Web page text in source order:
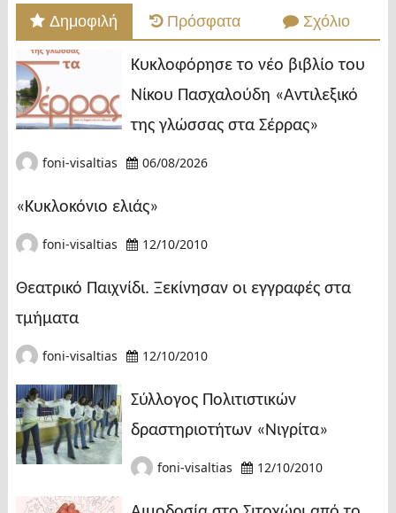
Δημοφιλή Πρόσφατα Σχόλιο
Κυκλοφόρησε το νέο βιβλίο του
Νίκου Πασχαλούδη «Αντιλεξικό
της γλώσσας στα Σέρρας»
foni-visaltias 06/08/2026
«Κυκλοκόνιο ελιάς»
foni-visaltias 12/10/2010
Θεατρικό Παιχνίδι. Ξεκίνησαν οι εγγραφές στα
τμήματα
foni-visaltias 12/10/2010
Σύλλογος Πολιτιστικών
δραστηριοτήτων «Νιγρίτα»
foni-visaltias 12/10/2010